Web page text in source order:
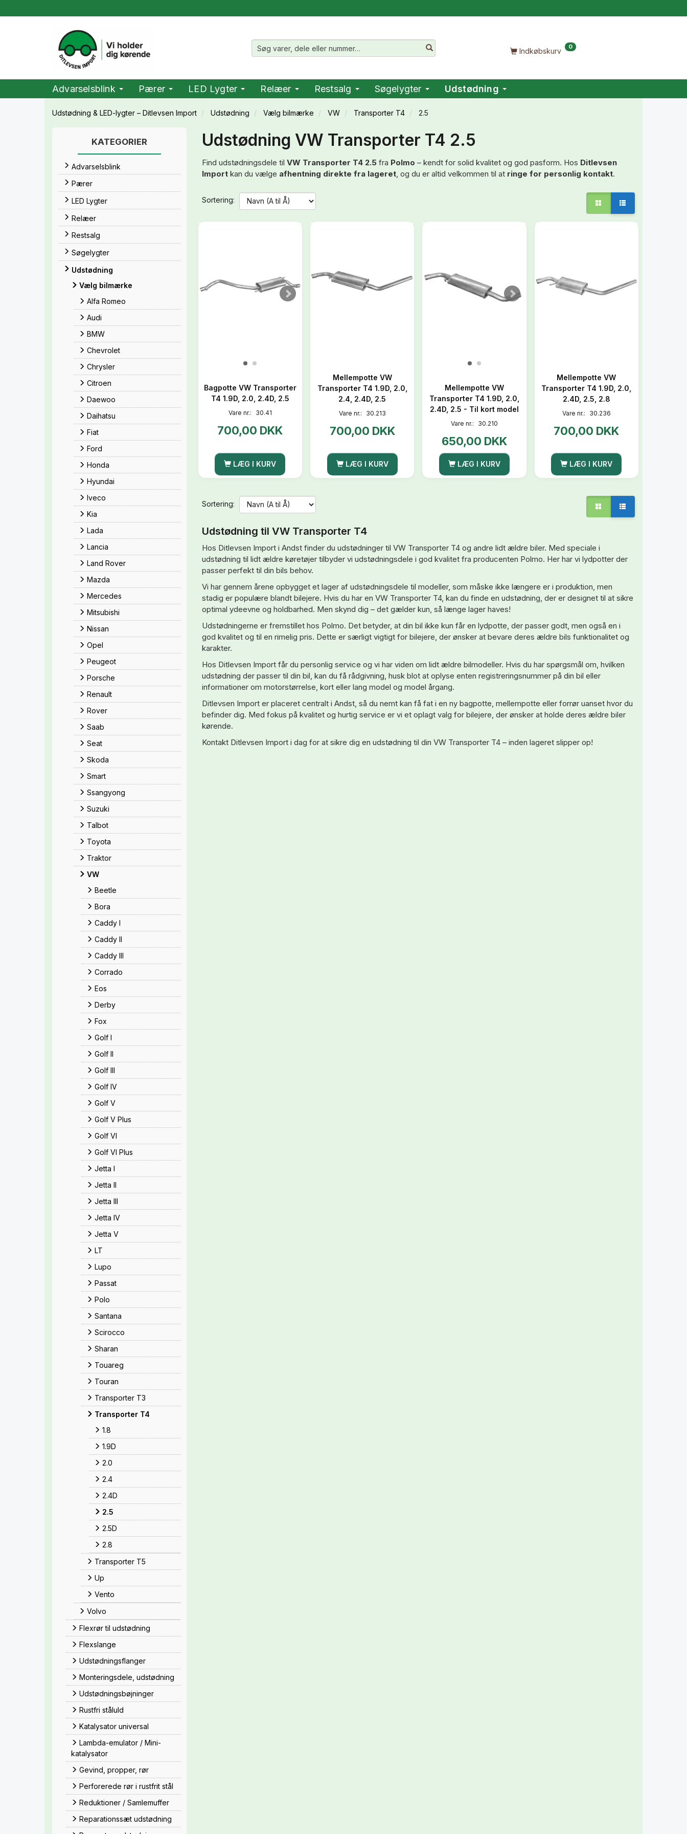
Indkøbskurv 0
Advarselsblink Pærer LED Lygter Relæer Restsalg Søgelygter Udstødning
Udstødning & LED-lygter – Ditlevsen Import Udstødning Vælg bilmærke VW Transporter T4 2.5
KATEGORIER
Advarselsblink
Pærer
LED Lygter
Relæer
Restsalg
Søgelygter
Udstødning
Vælg bilmærke
Alfa Romeo
Audi
BMW
Chevrolet
Chrysler
Citroen
Daewoo
Daihatsu
Fiat
Ford
Honda
Hyundai
Iveco
Kia
Lada
Lancia
Land Rover
Mazda
Mercedes
Mitsubishi
Nissan
Opel
Peugeot
Porsche
Renault
Rover
Saab
Seat
Skoda
Smart
Ssangyong
Suzuki
Talbot
Toyota
Traktor
VW
Beetle
Bora
Caddy I
Caddy II
Caddy III
Corrado
Eos
Derby
Fox
Golf I
Golf II
Golf III
Golf IV
Golf V
Golf V Plus
Golf VI
Golf VI Plus
Jetta I
Jetta II
Jetta III
Jetta IV
Jetta V
LT
Lupo
Passat
Polo
Santana
Scirocco
Sharan
Touareg
Touran
Transporter T3
Transporter T4
1.8
1.9D
2.0
2.4
2.4D
2.5
2.5D
2.8
Transporter T5
Up
Vento
Volvo
Flexrør til udstødning
Flexslange
Udstødningsflanger
Monteringsdele, udstødning
Udstødningsbøjninger
Rustfri ståluld
Katalysator universal
Lambda-emulator / Mini-
katalysator
Gevind, propper, rør
Perforerede rør i rustfrit stål
Reduktioner / Samlemuffer
Reparationssæt udstødning
Udstødning VW Transporter T4 2.5
Find udstødningsdele til VW Transporter T4 2.5 fra Polmo – kendt for solid kvalitet og god pasform. Hos Ditlevsen
Importkan du vælge afhentning direkte fra lageret, og du er altid velkommen til at ringe for personlig kontakt.
Sortering:
Bagpotte VW Transporter
T4 1.9D, 2.0, 2.4D, 2.5
Vare nr.: 30.41
700,00 DKK
LÆG I KURV
Mellempotte VW
Transporter T4 1.9D, 2.0,
2.4, 2.4D, 2.5
Vare nr.: 30.213
700,00 DKK
LÆG I KURV
Mellempotte VW
Transporter T4 1.9D, 2.0,
2.4D, 2.5 - Til kort model
Vare nr.: 30.210
650,00 DKK
LÆG I KURV
Mellempotte VW
Transporter T4 1.9D, 2.0,
2.4D, 2.5, 2.8
Vare nr.: 30.236
700,00 DKK
LÆG I KURV
Sortering:
Udstødning til VW Transporter T4
Hos Ditlevsen Import i Andst finder du udstødninger til VW Transporter T4 og andre lidt ældre biler. Med speciale i
udstødning til lidt ældre køretøjer tilbyder vi udstødningsdele i god kvalitet fra producenten Polmo. Her har vi lydpotter der
passer perfekt til din bils behov.
Vi har gennem årene opbygget et lager af udstødningsdele til modeller, som måske ikke længere er i produktion, men
stadig er populære blandt bilejere. Hvis du har en VW Transporter T4, kan du finde en udstødning, der er designet til at sikre
optimal ydeevne og holdbarhed. Men skynd dig – det gælder kun, så længe lager haves!
Udstødningerne er fremstillet hos Polmo. Det betyder, at din bil ikke kun får en lydpotte, der passer godt, men også en i
god kvalitet og til en rimelig pris. Dette er særligt vigtigt for bilejere, der ønsker at bevare deres ældre bils funktionalitet og
karakter.
Hos Ditlevsen Import får du personlig service og vi har viden om lidt ældre bilmodeller. Hvis du har spørgsmål om, hvilken
udstødning der passer til din bil, kan du få rådgivning, husk blot at oplyse enten registreringsnummer på din bil eller
informationer om motorstørrelse, kort eller lang model og model årgang.
Ditlevsen Import er placeret centralt i Andst, så du nemt kan få fat i en ny bagpotte, mellempotte eller forrør uanset hvor du
befinder dig. Med fokus på kvalitet og hurtig service er vi et oplagt valg for bilejere, der ønsker at holde deres ældre biler
kørende.
Kontakt Ditlevsen Import i dag for at sikre dig en udstødning til din VW Transporter T4 – inden lageret slipper op!